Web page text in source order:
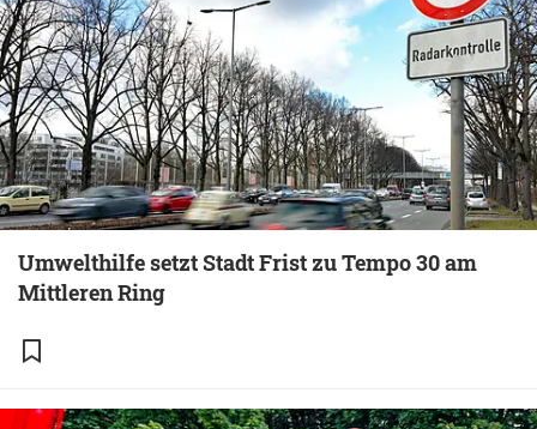
Umwelthilfe setzt Stadt Frist zu Tempo 30 am
Mittleren Ring